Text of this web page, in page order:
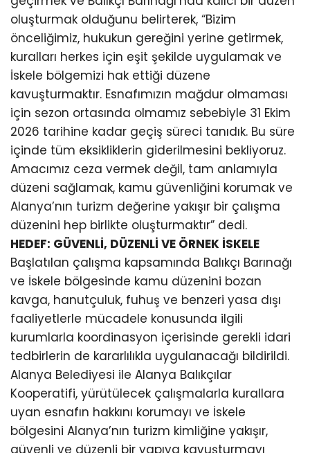
oluşturmak olduğunu belirterek, “Bizim
önceliğimiz, hukukun gereğini yerine getirmek,
kuralları herkes için eşit şekilde uygulamak ve
İskele bölgemizi hak ettiği düzene
kavuşturmaktır. Esnafımızın mağdur olmaması
için sezon ortasında olmamız sebebiyle 31 Ekim
2026 tarihine kadar geçiş süreci tanıdık. Bu süre
içinde tüm eksikliklerin giderilmesini bekliyoruz.
Amacımız ceza vermek değil, tam anlamıyla
düzeni sağlamak, kamu güvenliğini korumak ve
Alanya’nın turizm değerine yakışır bir çalışma
düzenini hep birlikte oluşturmaktır” dedi.
HEDEF: GÜVENLİ, DÜZENLİ VE ÖRNEK İSKELE
Başlatılan çalışma kapsamında Balıkçı Barınağı
ve İskele bölgesinde kamu düzenini bozan
kavga, hanutçuluk, fuhuş ve benzeri yasa dışı
faaliyetlerle mücadele konusunda ilgili
kurumlarla koordinasyon içerisinde gerekli idari
tedbirlerin de kararlılıkla uygulanacağı bildirildi.
Alanya Belediyesi ile Alanya Balıkçılar
Kooperatifi, yürütülecek çalışmalarla kurallara
uyan esnafın hakkını korumayı ve İskele
bölgesini Alanya’nın turizm kimliğine yakışır,
güvenli ve düzenli bir yapıya kavuşturmayı